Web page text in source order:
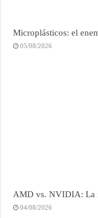
Microplásticos: el
05/08/2026
AMD vs. NVIDIA: La
04/08/2026